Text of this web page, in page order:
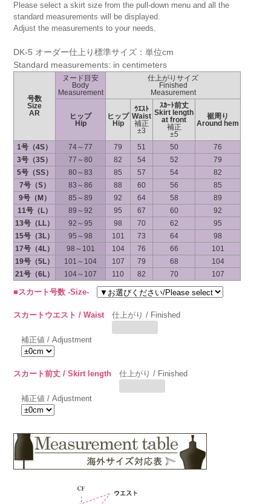
Please select a skirt size from the pull-down menu and all the
standard measurements will be displayed.
Adjust the measurements to your needs.
DK-5 オーダー仕上り標準サイズ：単位cm
Standard measurements: in centimeters
号数
Size
AR
ヌード目安
Body
Measurement
仕上がりサイズ
Finished
Measurement
ヒップ
Hip
ヒップ
Hip
ｳｴｽﾄ
Waist
補正
±3
ｽｶｰﾄ前丈
Skirt length
at front
補正
±5
裾周り
Around hem
1号（4S） 74～77 79 51 50
76
3号（3S）
77～80 82 54 52
79
5号（SS）
80～83 85 57 54
82
7号（S）
83～86 88 60 56
85
9号（M）
85～89 92 64 58
89
11号（L）
89～92 95 67 60
92
13号（LL）
92～95 98 70 62
95
15号（3L）
95～98 101 73 64
98
17号（4L）
98～101 104 76 66
101
19号（5L）
101～104 107 79 68
104
21号（6L）
104～107 110 82 70 107
■スカート号数 -Size-
スカートウエスト / Waist 仕上がり / Finished
補正値 / Adjustment
スカート前丈 / Skirt length 仕上がり / Finished
補正値 / Adjustment